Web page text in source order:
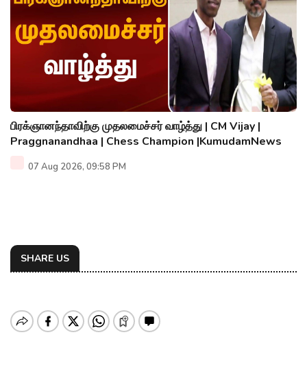
பிரக்ஞானந்தாவிற்கு முதலமைச்சர் வாழ்த்து | CM Vijay |
Praggnanandhaa | Chess Champion |KumudamNews
07 Aug 2026, 09:58 PM
SHARE US